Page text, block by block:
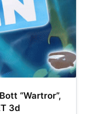
“Wartror”,
3d